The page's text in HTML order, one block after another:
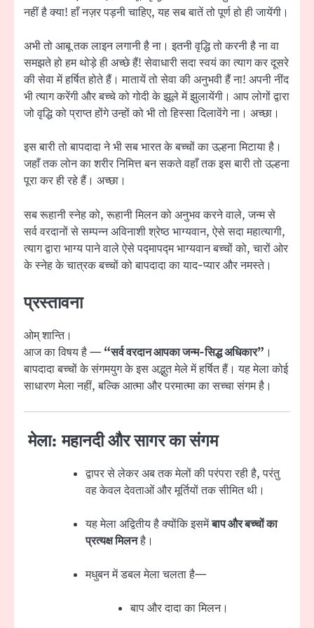
नहीं है क्या! हाँ नज़र पड़नी चाहिए, यह सब बातें तो पूर्ण हो ही जायेंगी।
अभी तो आबू तक लाइन लगानी है ना। इतनी वृद्धि तो करनी है ना वा
समझते हो हम थोड़े ही अच्छे हैं! सेवाधारी सदा स्वयं का त्याग कर दूसरे
की सेवा में हर्षित होते हैं। मातायें तो सेवा की अनुभवी हैं ना! अपनी नींद
भी त्याग करेंगी और बच्चे को गोदी के झूले में झुलायेंगी। आप लोगों द्वारा
जो वृद्धि को प्राप्त होंगे उन्हों को भी तो हिस्सा दिलावेंगे ना। अच्छा।
इस बारी तो बापदादा ने भी सब भारत के बच्चों का उल्हना मिटाया है।
जहाँ तक लोन का शरीर निमित्त बन सकते वहाँ तक इस बारी तो उल्हना
पूरा कर ही रहे हैं। अच्छा।
सब रूहानी स्नेह को, रूहानी मिलन को अनुभव करने वाले, जन्म से
सर्व वरदानों से सम्पन्न अविनाशी श्रेष्ठ भाग्यवान, ऐसे सदा महात्यागी,
त्याग द्वारा भाग्य पाने वाले ऐसे पद्मापद्म भाग्यवान बच्चों को, चारों ओर
के स्नेह के चात्रक बच्चों को बापदादा का याद-प्यार और नमस्ते।
प्रस्तावना
ओम् शान्ति।
आज का विषय है — “सर्व वरदान आपका जन्म-सिद्ध अधिकार” ।
बापदादा बच्चों के संगमयुग के इस अद्भुत मेले में हर्षित हैं। यह मेला कोई
साधारण मेला नहीं, बल्कि आत्मा और परमात्मा का सच्चा संगम है।
मेला: महानदी और सागर का संगम
द्वापर से लेकर अब तक मेलों की परंपरा रही है, परंतु
वह केवल देवताओं और मूर्तियों तक सीमित थी।
यह मेला अद्वितीय है क्योंकि इसमेंबाप और बच्चों का
प्रत्यक्ष मिलनहै।
मधुबन में डबल मेला चलता है—
बाप और दादा का मिलन।